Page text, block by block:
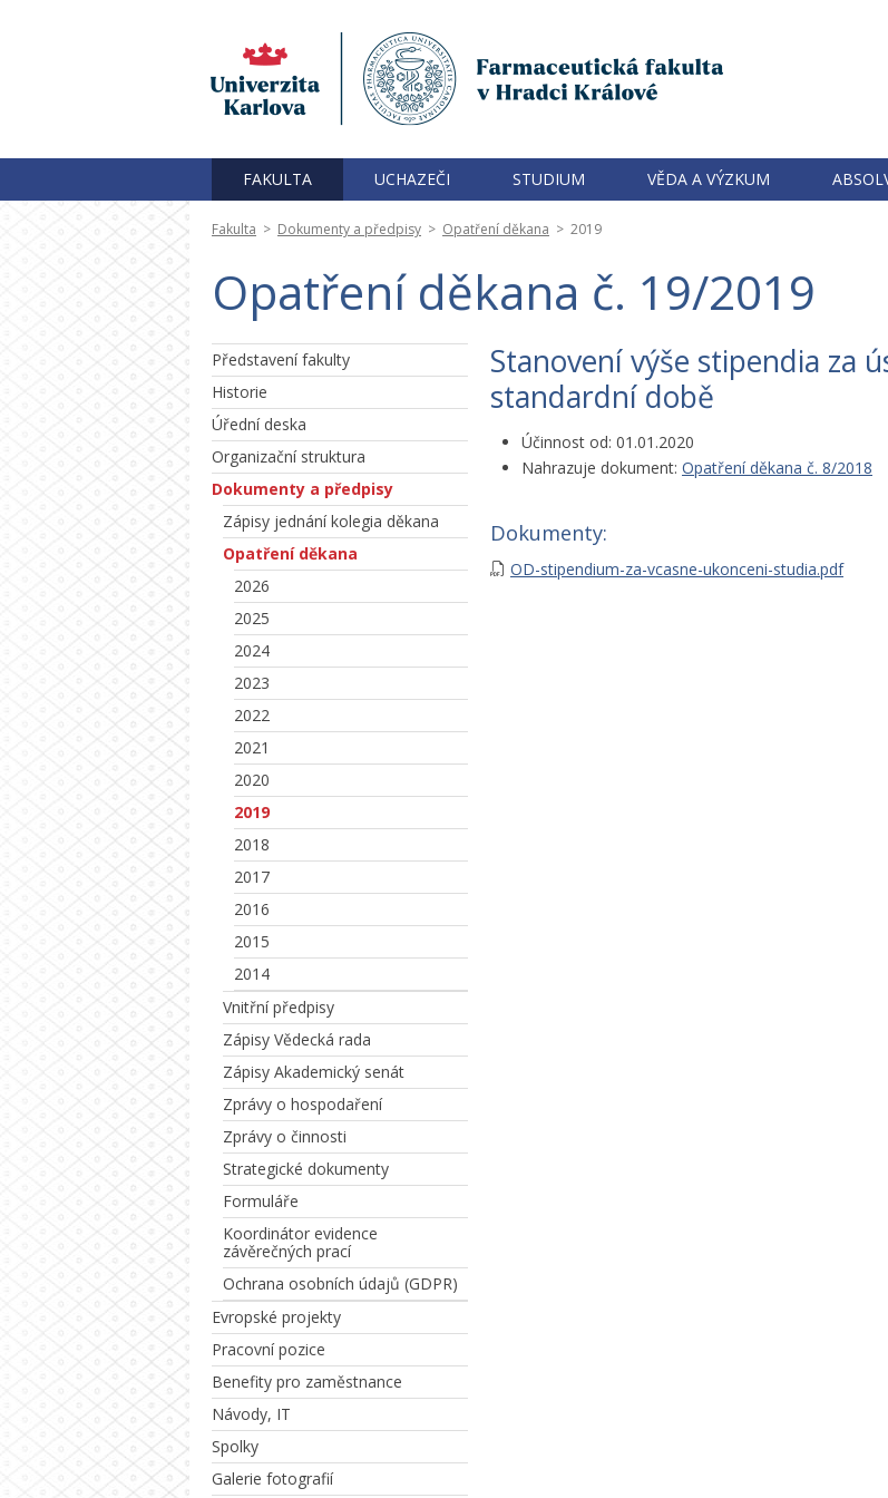
FAKULTA UCHAZEČI STUDIUM VĚDA A VÝZKUM
Fakulta > Dokumenty a předpisy > Opatření děkana > 2019
Opatření děkana č. 19/2019
Představení fakulty
Historie
Úřední deska
Organizační struktura
Dokumenty a předpisy
Zápisy jednání kolegia děkana
Opatření děkana
2026
2025
2024
2023
2022
2021
2020
2019
2018
2017
2016
2015
2014
Vnitřní předpisy
Zápisy Vědecká rada
Zápisy Akademický senát
Zprávy o hospodaření
Zprávy o činnosti
Strategické dokumenty
Formuláře
Koordinátor evidence
závěrečných prací
Ochrana osobních údajů (GDPR)
Evropské projekty
Pracovní pozice
Benefity pro zaměstnance
Návody, IT
Spolky
Galerie fotografií
Stanovení výše stipendia za
standardní době
Účinnost od: 01.01.2020
Nahrazuje dokument: Opatření děkana č. 8/2018
Dokumenty:
OD-stipendium-za-vcasne-ukonceni-studia.pdf